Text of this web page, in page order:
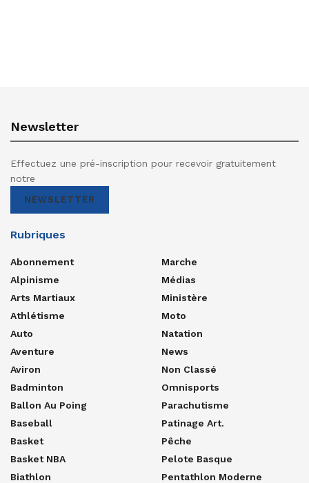
Newsletter
Effectuez une pré-inscription pour recevoir gratuitement
notre
NEWSLETTER
Rubriques
Abonnement
Alpinisme
Arts Martiaux
Athlétisme
Auto
Aventure
Aviron
Badminton
Ballon Au Poing
Baseball
Basket
Basket NBA
Biathlon
Marche
Médias
Ministère
Moto
Natation
News
Non Classé
Omnisports
Parachutisme
Patinage Art.
Pêche
Pelote Basque
Pentathlon Moderne